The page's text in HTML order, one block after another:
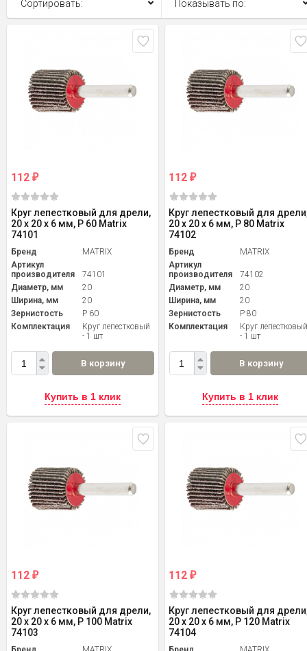
Сортировать: Показывать по:
112 ₽
Круг лепестковый для дрели,
20 х 20 х 6 мм, P 60 Matrix
74101
Бренд
MATRIX
Артикул
производителя
74101
Диаметр, мм
20
Ширина, мм
20
Зернистость
P 60
Комплектация
Круг лепестковый
- 1 шт
В корзину
Купить в 1 клик
112₽
Круг лепестковый для
20 х 20 х 6 мм, P 80 Matrix
74102
Бренд
MATRIX
Артикул
производителя
74102
Диаметр, мм
20
Ширина, мм
20
Зернистость
P 80
Комплектация
Круг
- 1 шт
В корзину
Купить в 1 клик
112 ₽
Круг лепестковый для дрели,
20 х 20 х 6 мм, P 100 Matrix
74103
112₽
Круг лепестковый для
20 х 20 х 6 мм, P 120 Matrix
74104